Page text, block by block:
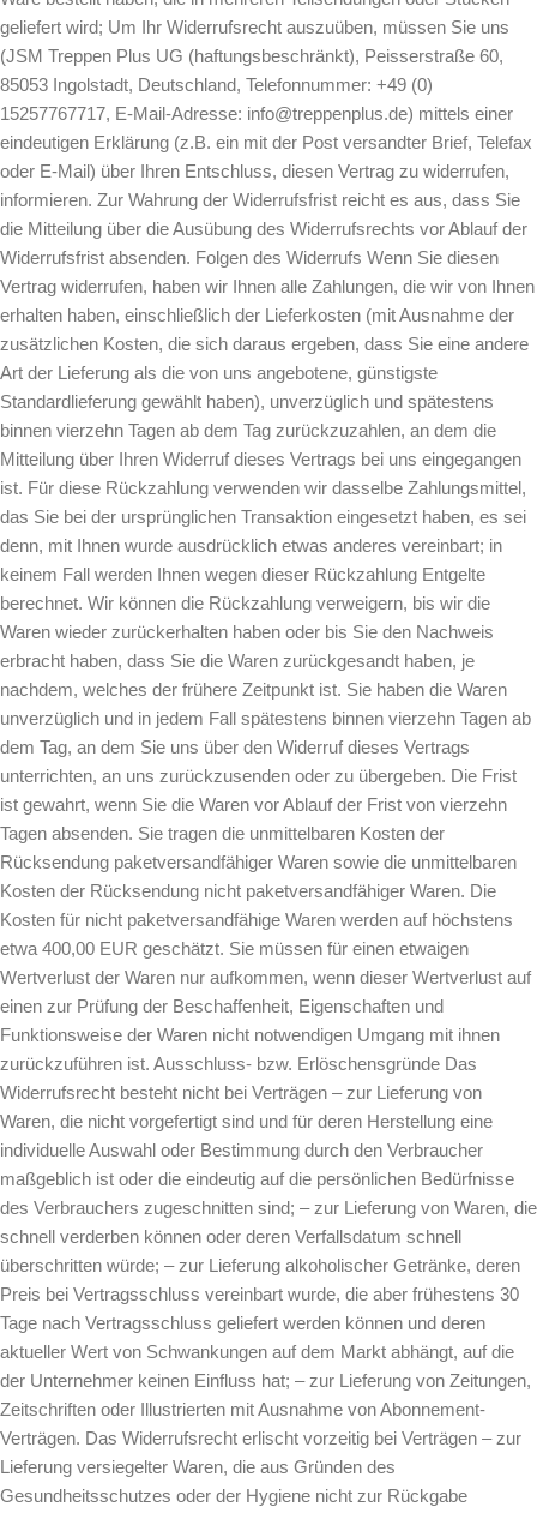
geliefert wird; Um Ihr Widerrufsrecht auszuüben, müssen Sie uns
(JSM Treppen Plus UG (haftungsbeschränkt), Peisserstraße 60,
85053 Ingolstadt, Deutschland, Telefonnummer: +49 (0)
15257767717, E-Mail-Adresse: info@treppenplus.de) mittels einer
eindeutigen Erklärung (z.B. ein mit der Post versandter Brief, Telefax
oder E-Mail) über Ihren Entschluss, diesen Vertrag zu widerrufen,
informieren. Zur Wahrung der Widerrufsfrist reicht es aus, dass Sie
die Mitteilung über die Ausübung des Widerrufsrechts vor Ablauf der
Widerrufsfrist absenden. Folgen des Widerrufs Wenn Sie diesen
Vertrag widerrufen, haben wir Ihnen alle Zahlungen, die wir von Ihnen
erhalten haben, einschließlich der Lieferkosten (mit Ausnahme der
zusätzlichen Kosten, die sich daraus ergeben, dass Sie eine andere
Art der Lieferung als die von uns angebotene, günstigste
Standardlieferung gewählt haben), unverzüglich und spätestens
binnen vierzehn Tagen ab dem Tag zurückzuzahlen, an dem die
Mitteilung über Ihren Widerruf dieses Vertrags bei uns eingegangen
ist. Für diese Rückzahlung verwenden wir dasselbe Zahlungsmittel,
das Sie bei der ursprünglichen Transaktion eingesetzt haben, es sei
denn, mit Ihnen wurde ausdrücklich etwas anderes vereinbart; in
keinem Fall werden Ihnen wegen dieser Rückzahlung Entgelte
berechnet. Wir können die Rückzahlung verweigern, bis wir die
Waren wieder zurückerhalten haben oder bis Sie den Nachweis
erbracht haben, dass Sie die Waren zurückgesandt haben, je
nachdem, welches der frühere Zeitpunkt ist. Sie haben die Waren
unverzüglich und in jedem Fall spätestens binnen vierzehn Tagen ab
dem Tag, an dem Sie uns über den Widerruf dieses Vertrags
unterrichten, an uns zurückzusenden oder zu übergeben. Die Frist
ist gewahrt, wenn Sie die Waren vor Ablauf der Frist von vierzehn
Tagen absenden. Sie tragen die unmittelbaren Kosten der
Rücksendung paketversandfähiger Waren sowie die unmittelbaren
Kosten der Rücksendung nicht paketversandfähiger Waren. Die
Kosten für nicht paketversandfähige Waren werden auf höchstens
etwa 400,00 EUR geschätzt. Sie müssen für einen etwaigen
Wertverlust der Waren nur aufkommen, wenn dieser Wertverlust auf
einen zur Prüfung der Beschaffenheit, Eigenschaften und
Funktionsweise der Waren nicht notwendigen Umgang mit ihnen
zurückzuführen ist. Ausschluss- bzw. Erlöschensgründe Das
Widerrufsrecht besteht nicht bei Verträgen – zur Lieferung von
Waren, die nicht vorgefertigt sind und für deren Herstellung eine
individuelle Auswahl oder Bestimmung durch den Verbraucher
maßgeblich ist oder die eindeutig auf die persönlichen Bedürfnisse
des Verbrauchers zugeschnitten sind; – zur Lieferung von Waren, die
schnell verderben können oder deren Verfallsdatum schnell
überschritten würde; – zur Lieferung alkoholischer Getränke, deren
Preis bei Vertragsschluss vereinbart wurde, die aber frühestens 30
Tage nach Vertragsschluss geliefert werden können und deren
aktueller Wert von Schwankungen auf dem Markt abhängt, auf die
der Unternehmer keinen Einfluss hat; – zur Lieferung von Zeitungen,
Zeitschriften oder Illustrierten mit Ausnahme von Abonnement-
Verträgen. Das Widerrufsrecht erlischt vorzeitig bei Verträgen – zur
Lieferung versiegelter Waren, die aus Gründen des
Gesundheitsschutzes oder der Hygiene nicht zur Rückgabe